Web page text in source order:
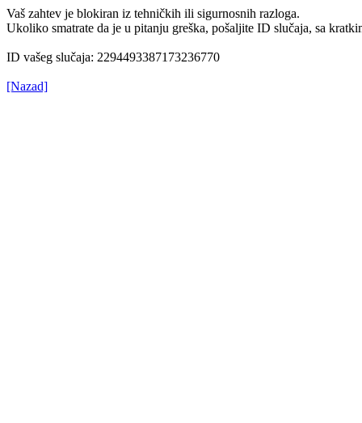
Vaš zahtev je blokiran iz tehničkih ili sigurnosnih razloga.
Ukoliko smatrate da je u pitanju greška, pošaljite ID slučaja, sa
ID vašeg slučaja: 2294493387173236770
[Nazad]